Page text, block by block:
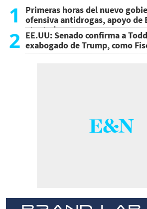
1
Primeras horas del nuevo
ofensiva antidrogas, apoyo de
atentado
2 EE.UU: Senado confirma a
exabogado de Trump, como